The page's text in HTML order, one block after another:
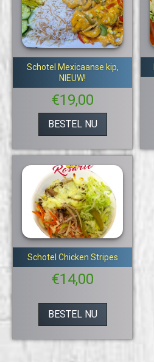
Schotel Mexicaanse kip,
NIEUW!
€19,00
BESTEL NU
Schotel Chicken Stripes
€14,00
BESTEL NU